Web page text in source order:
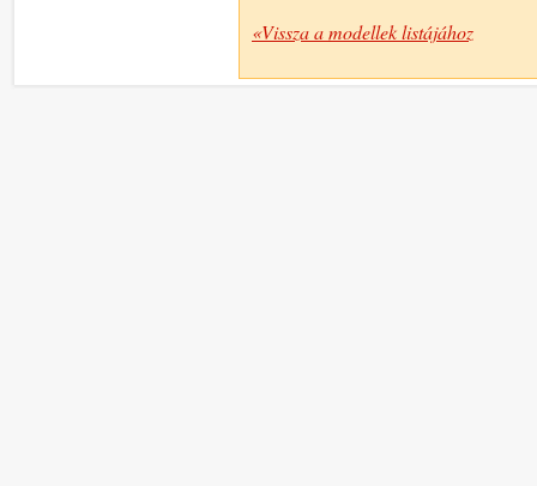
«Vissza a modellek listájához